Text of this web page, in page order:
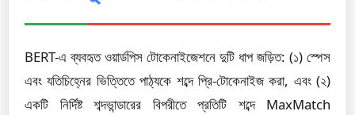
BERT-এ ব্যবহৃত ওয়ার্ডপিস টোকেনাইজেশনে দুটি ধাপ জড়িত: (১) স্পেস
এবং যতিচিহ্নের ভিত্তিতে পাঠ্যকে শব্দে প্রি-টোকেনাইজ করা, এবং (২)
একটি নির্দিষ্ট শব্দভান্ডারের বিপরীতে প্রতিটি শব্দে MaxMatch